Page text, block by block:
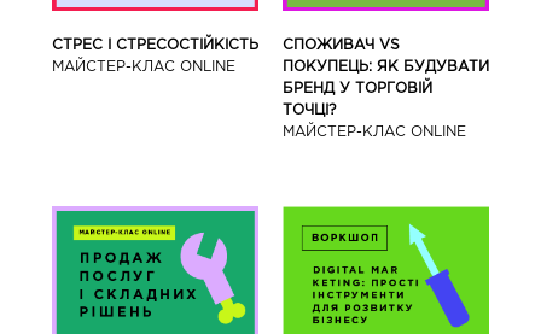
СТРЕС І СТРЕСОСТІЙКІСТЬ
МАЙСТЕР-КЛАС ONLINE
СПОЖИВАЧ VS
ПОКУПЕЦЬ: ЯК БУДУВАТИ
БРЕНД У ТОРГОВІЙ
ТОЧЦІ?
МАЙСТЕР-КЛАС ONLINE